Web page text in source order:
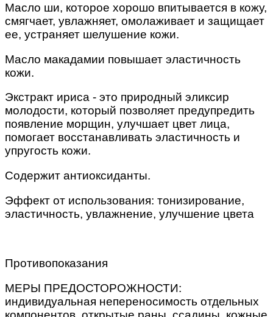
Масло ши, которое хорошо впитывается в кожу,
смягчает, увлажняет, омолаживает и защищает
ее, устраняет шелушение кожи.
Масло макадамии повышает эластичность
кожи.
Экстракт ириса - это природный эликсир
молодости, который позволяет предупредить
появление морщин, улучшает цвет лица,
помогает восстанавливать эластичность и
упругость кожи.
Содержит антиоксиданты.
Эффект от использования: тонизирование,
эластичность, увлажнение, улучшение цвета
Противопоказания
МЕРЫ ПРЕДОСТОРОЖНОСТИ:
индивидуальная непереносимость отдельных